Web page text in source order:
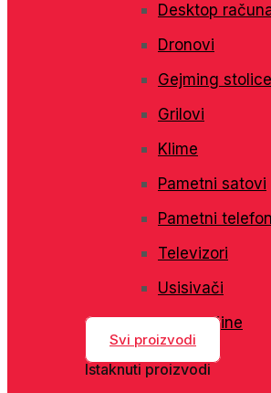
Desktop
Dronovi
Gejming stolice
Grilovi
Klime
Pametni satovi
Pametni
Televizori
Usisivači
Veš mašine
Svi proizvodi
Istaknuti proizvodi